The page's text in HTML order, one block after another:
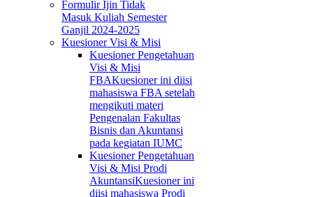
Formulir Ijin Tidak
Masuk Kuliah Semester
Ganjil 2024-2025
Kuesioner Visi & Misi
Kuesioner Pengetahuan
Visi & Misi
FBAKuesioner ini diisi
mahasiswa FBA setelah
mengikuti materi
Pengenalan Fakultas
Bisnis dan Akuntansi
pada kegiatan IUMC
Kuesioner Pengetahuan
Visi & Misi Prodi
AkuntansiKuesioner ini
diisi mahasiswa Prodi